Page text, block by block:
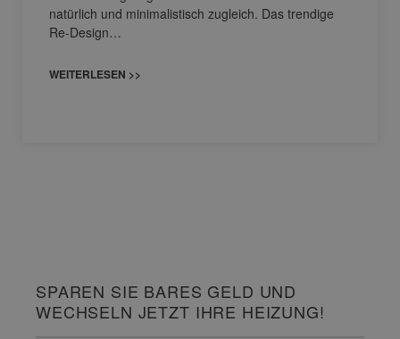
natürlich und minimalistisch zugleich. Das trendige
Re-Design…
WEITERLESEN >>
SPAREN SIE BARES GELD UND
WECHSELN JETZT IHRE HEIZUNG!